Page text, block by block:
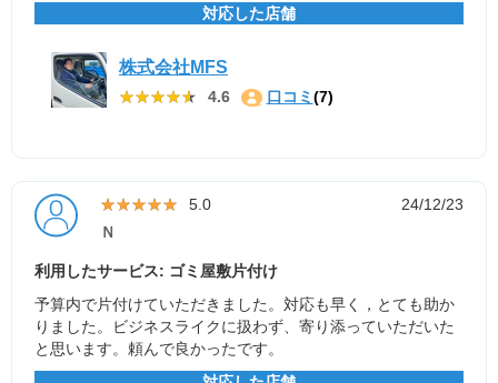
対応した店舗
株式会社MFS
★★★★★
★★★★★ 4.6 口コミ (7)
★★★★★
★★★★★ 5.0
24/12/23
Ｎ
利用したサービス: ゴミ屋敷片付け
予算内で片付けていただきました。対応も早く，とても助か
りました。ビジネスライクに扱わず、寄り添っていただいた
と思います。頼んで良かったです。